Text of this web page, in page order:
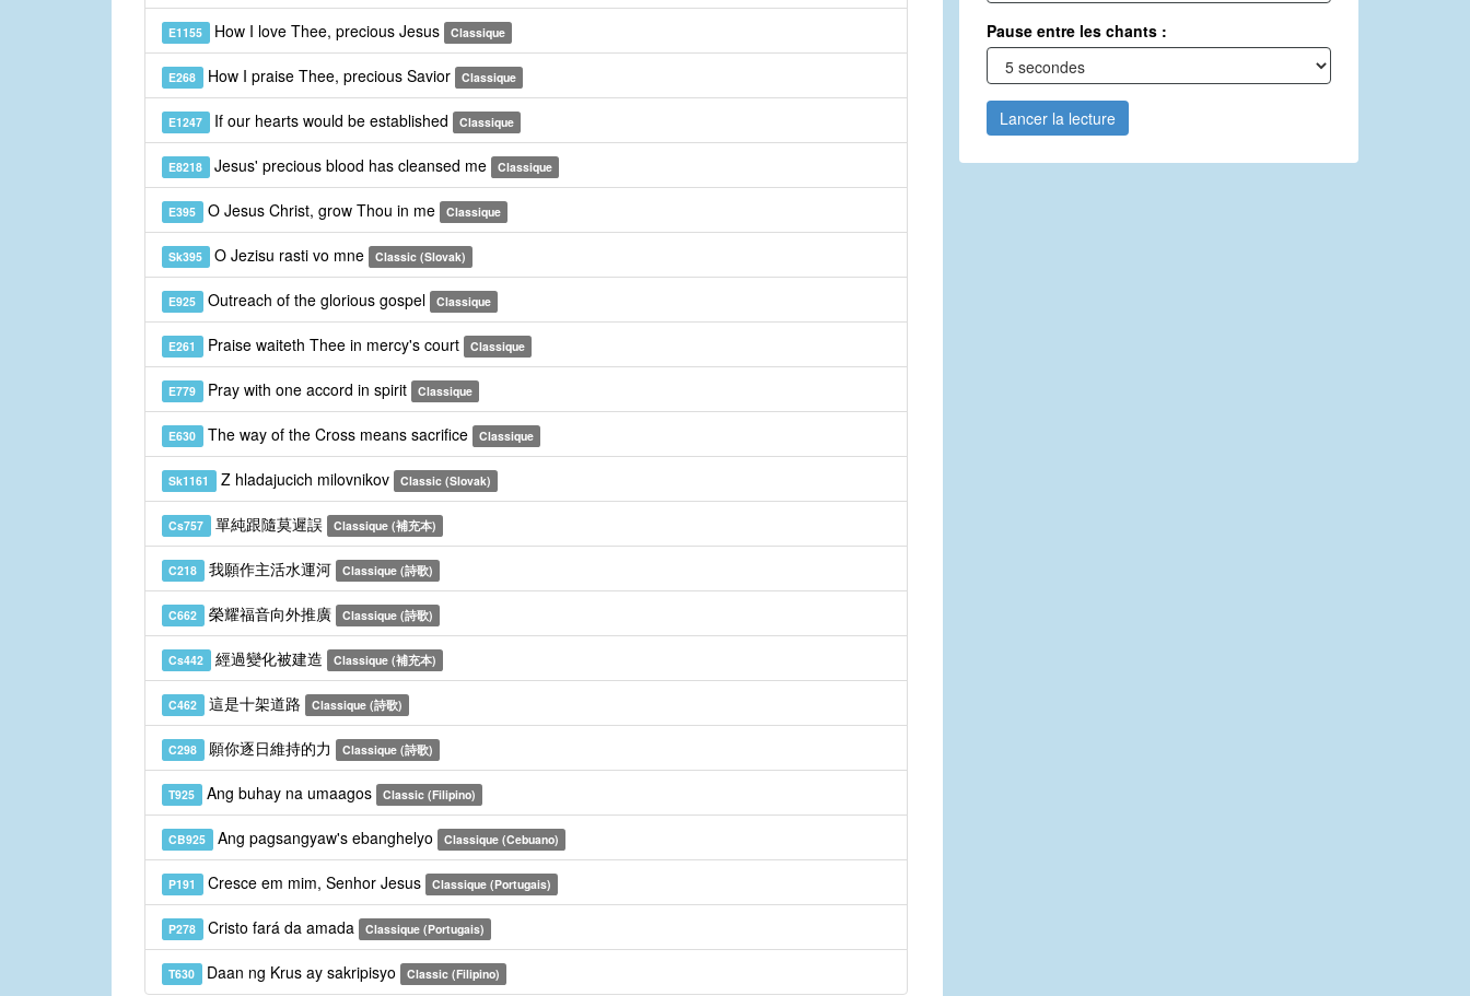
E1155 How I love Thee, precious Jesus Classique
E268 How I praise Thee, precious Savior Classique
E1247 If our hearts would be established Classique
E8218 Jesus' precious blood has cleansed me Classique
E395 O Jesus Christ, grow Thou in me Classique
Sk395 O Jezisu rasti vo mne Classic (Slovak)
E925 Outreach of the glorious gospel Classique
E261 Praise waiteth Thee in mercy's court Classique
E779 Pray with one accord in spirit Classique
E630 The way of the Cross means sacrifice Classique
Sk1161 Z hladajucich milovnikov Classic (Slovak)
Cs757 單純跟隨莫遲誤 Classique (補充本)
C218 我願作主活水運河 Classique (詩歌)
C662 榮耀福音向外推廣 Classique (詩歌)
Cs442 經過變化被建造 Classique (補充本)
C462 這是十架道路 Classique (詩歌)
C298 願你逐日維持的力 Classique (詩歌)
T925 Ang buhay na umaagos Classic (Filipino)
CB925 Ang pagsangyaw's ebanghelyo Classique (Cebuano)
P191 Cresce em mim, Senhor Jesus Classique (Portugais)
P278 Cristo fará da amada Classique (Portugais)
T630 Daan ng Krus ay sakripisyo Classic (Filipino)
Pause entre les chants :
Lancer la lecture